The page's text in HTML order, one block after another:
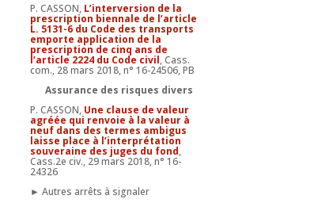
P. CASSON, L’interversion de la
prescription biennale de l’article
L. 5131-6 du Code des transports
emporte application de la
prescription de cinq ans de
l’article 2224 du Code civil, Cass.
com., 28 mars 2018, n° 16-24506, PB
Assurance des risques divers
P. CASSON, Une clause de valeur
agréée qui renvoie à la valeur à
neuf dans des termes ambigus
laisse place à l’interprétation
souveraine des juges du fond,
Cass.2e civ., 29 mars 2018, n° 16-
24326
► Autres arrêts à signaler